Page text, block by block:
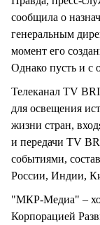
сообщила о
генеральным
момент его
Однако пусть и с
Телеканал TV
для освещения
жизни стран,
и передачи TV
событиями,
России, Индии,
"МКР-Медиа" –
Корпорацией